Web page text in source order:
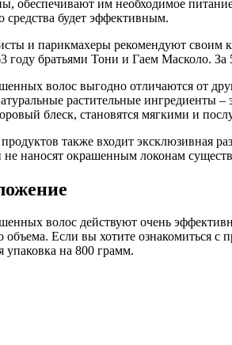
обеспечивают им необходимое
средства будет эффективным.
и парикмахеры рекомендуют своим
году братьями Тони и Гаем Масколо.
волос выгодно отличаются от
растительные ингредиенты –
блеск, становятся мягкими и
также входит эксклюзивная
наносят окрашенным локонам
волос действуют очень
объема. Если вы хотите ознакомиться
упаковка на 800 грамм.